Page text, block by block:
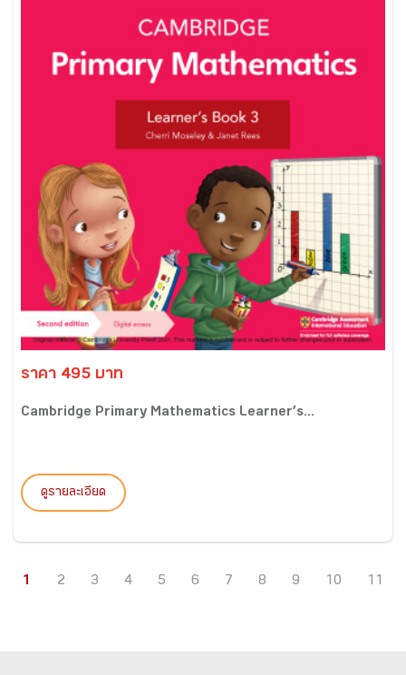
ราคา 495 บาท
Cambridge Primary Mathematics Learner’s...
ดูรายละเอียด
1 2 3 4 5 6 7 8 9 10 11